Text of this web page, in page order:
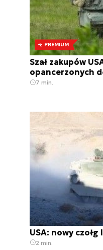
PREMIUM
Szał zakupów
opancerzonych
7 min.
USA: nowy
2 min.